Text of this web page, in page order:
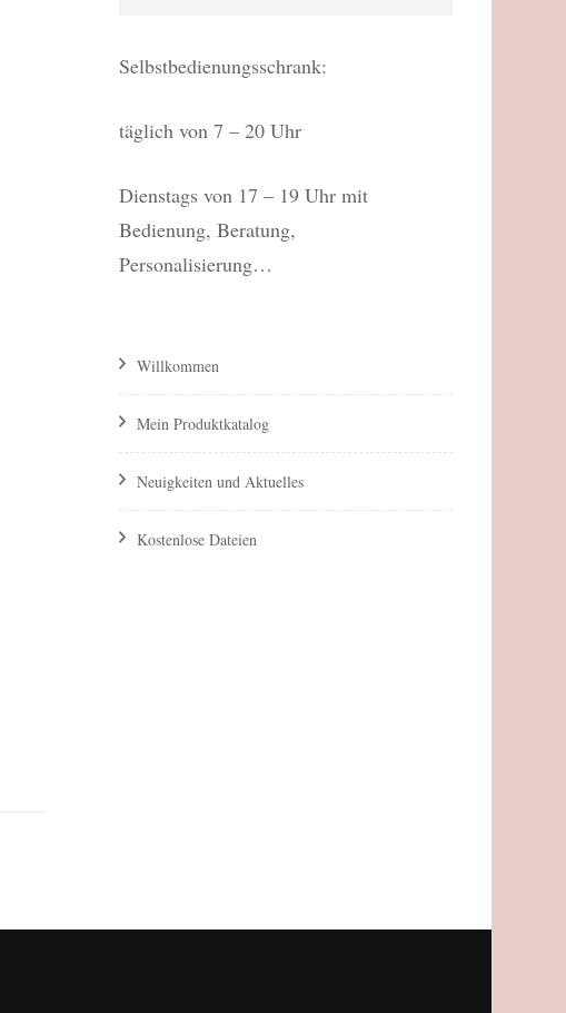
Selbstbedienungsschrank:
täglich von 7 – 20 Uhr
Dienstags von 17 – 19 Uhr mit
Bedienung, Beratung,
Personalisierung…
Willkommen
Mein Produktkatalog
Neuigkeiten und Aktuelles
Kostenlose Dateien